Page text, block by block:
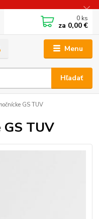
Menu
Hľadať
0 ks
za 0,00 €
GS TUV
TUV